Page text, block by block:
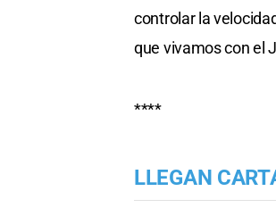
controlar la
que vivamos con el
****
LLEGAN